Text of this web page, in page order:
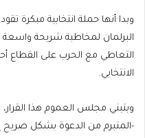
وبدا أنها حملة انتخابية مبكرة
البرلمان لمخاطبة شريحة واسعة
التعاطي مع الحرب على القطاع
الانتخابي.
وبتبني مجلس العموم هذا
-المتبرم من الدعوة بشكل صريح